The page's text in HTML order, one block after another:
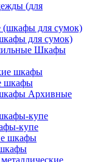
(для
для сумок)
Шкафы
шкафы
Архивные
купе